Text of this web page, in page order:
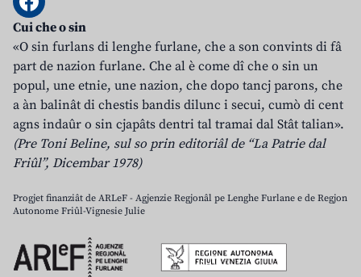
Cui che o sin
«O sin furlans di lenghe furlane, che a son convints di fâ
part de nazion furlane. Che al è come dî che o sin un
popul, une etnie, une nazion, che dopo tancj parons, che
a àn balinât di chestis bandis dilunc i secui, cumò di cent
agns indaûr o sin cjapâts dentri tal tramai dal Stât talian».
(Pre Toni Beline, sul so prin editoriâl de “La Patrie dal
Friûl”, Dicembar 1978)
Progjet finanziât de ARLeF - Agjenzie Regjonâl pe Lenghe Furlane e de Regjon
Autonome Friûl-Vignesie Julie